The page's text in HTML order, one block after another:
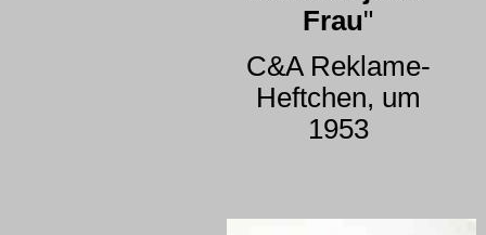
Frau"
C&A Reklame-
Heftchen, um
1953